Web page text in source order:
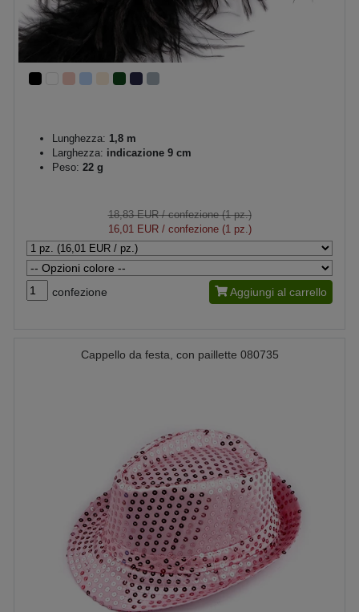
Lunghezza: 1,8 m
Larghezza: indicazione 9 cm
Peso: 22 g
18,83 EUR/ confezione (1 pz.)
16,01 EUR/ confezione (1 pz.)
confezione Aggiungi al carrello
Cappello da festa, con paillette 080735